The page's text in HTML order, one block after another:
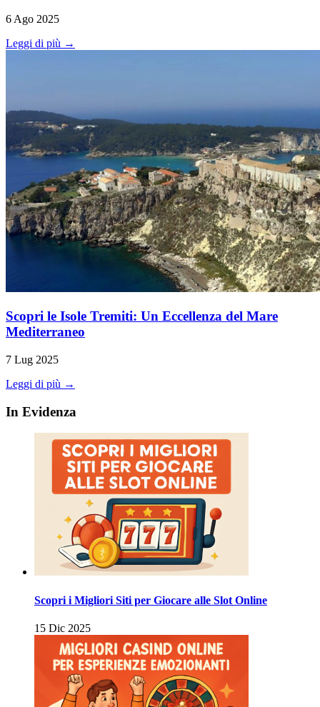
6 Ago 2025
Leggi di più →
Scopri le Isole Tremiti: Un Eccellenza del Mare
Mediterraneo
7 Lug 2025
Leggi di più →
In Evidenza
Scopri i Migliori Siti per Giocare alle Slot Online
15 Dic 2025